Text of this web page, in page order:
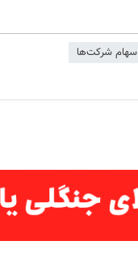
سهام شرکت‌ها